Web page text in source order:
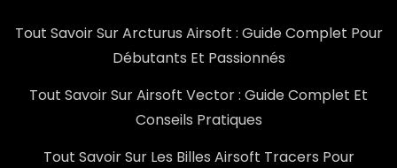
Tout Savoir Sur Arcturus Airsoft : Guide Complet Pour
Débutants Et Passionnés
Tout Savoir Sur Airsoft Vector : Guide Complet Et
Conseils Pratiques
Tout Savoir Sur Les Billes Airsoft Tracers Pour